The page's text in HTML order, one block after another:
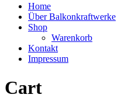
Menü
Home
Über Balkonkraftwerke
Shop
Warenkorb
Kontakt
Impressum
Cart